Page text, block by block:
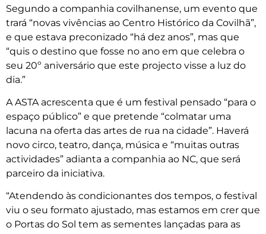
Segundo a companhia covilhanense, um evento que
trará “novas vivências ao Centro Histórico da Covilhã”,
e que estava preconizado “há dez anos”, mas que
“quis o destino que fosse no ano em que celebra o
seu 20º aniversário que este projecto visse a luz do
dia.”
A ASTA acrescenta que é um festival pensado “para o
espaço público” e que pretende “colmatar uma
lacuna na oferta das artes de rua na cidade”. Haverá
novo circo, teatro, dança, música e “muitas outras
actividades” adianta a companhia ao NC, que será
parceiro da iniciativa.
“Atendendo às condicionantes dos tempos, o festival
viu o seu formato ajustado, mas estamos em crer que
o Portas do Sol tem as sementes lançadas para as